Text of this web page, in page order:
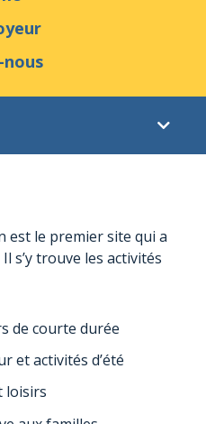
nous
Médias
nous
est le premier site qui a
s’y trouve les activités
de courte durée
et activités d’été
loisirs